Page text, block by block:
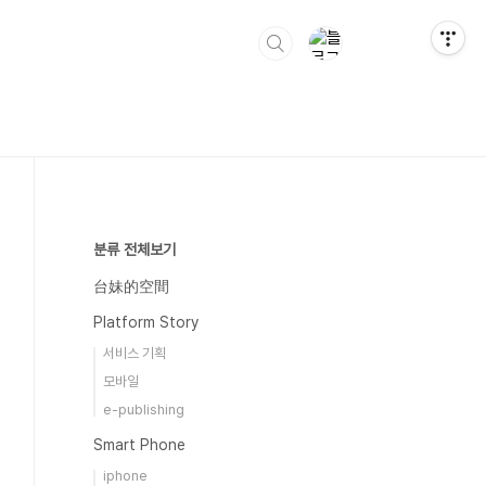
분류 전체보기
台妹的空間
Platform Story
서비스 기획
모바일
e-publishing
Smart Phone
iphone